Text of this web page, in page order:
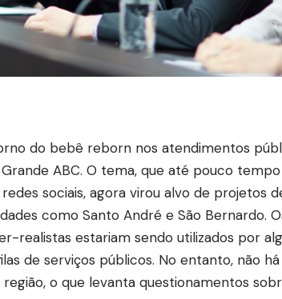
do bebê reborn nos atendimentos
ABC. O tema, que até pouco
sociais, agora virou alvo de projetos
como Santo André e São Bernardo.
realistas estariam sendo utilizados por
de serviços públicos. No entanto, não
o que levanta questionamentos